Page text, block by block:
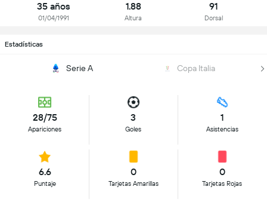
35 años
01/04/1991
1.88
Altura
91
Dorsal
Estadísticas
Serie A Copa Italia
28/75
Apariciones
3
Goles
1
Asistencias
6.6
Puntaje
0
Tarjetas Amarillas
0
Tarjetas Rojas